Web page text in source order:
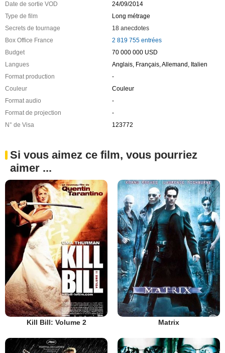
Date de sortie VOD
24/09/2014
Type de film
Long métrage
Secrets de tournage
18 anecdotes
Box Office France
2 819 755 entrées
Budget
70 000 000 USD
Langues
Anglais, Français, Allemand, Italien
Format production
-
Couleur
Couleur
Format audio
-
Format de projection
-
N° de Visa
123772
Si vous aimez ce film, vous pourriez
aimer ...
Kill Bill: Volume 2 Matrix